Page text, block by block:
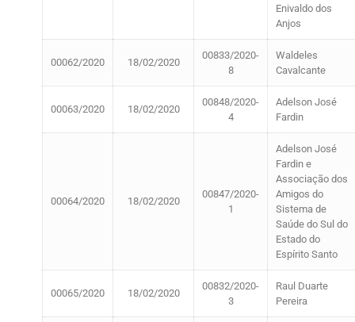
Enivaldo dos
Anjos
00062/2020 18/02/2020
00833/2020-
8
Waldeles
Cavalcante
00063/2020 18/02/2020
00848/2020-
4
Adelson José
Fardin
00064/2020 18/02/2020
00847/2020-
1
Adelson José
Fardin e
Associação dos
Amigos do
Sistema de
Saúde do Sul do
Estado do
Espírito Santo
00065/2020 18/02/2020
00832/2020-
3
Raul Duarte
Pereira